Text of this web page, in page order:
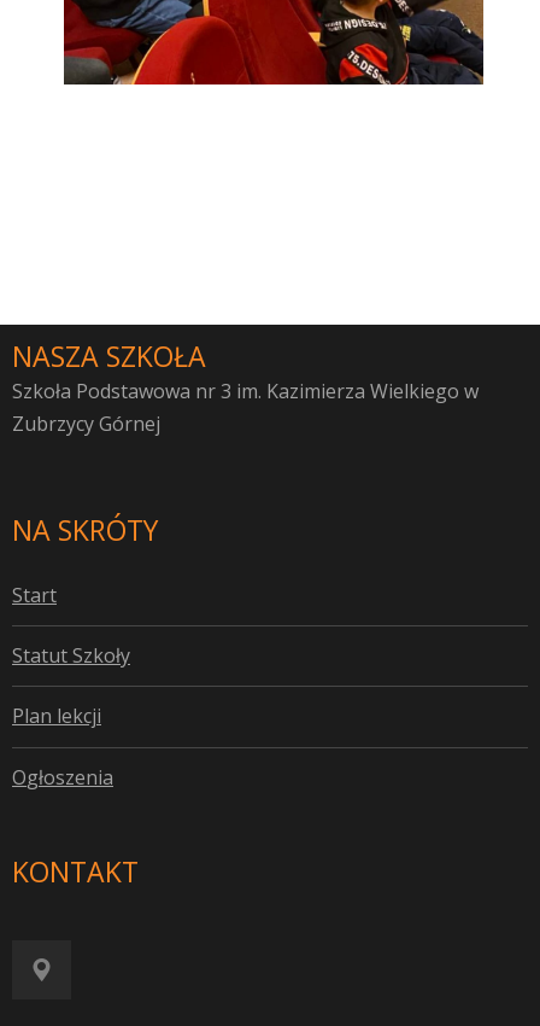
NASZA SZKOŁA
Szkoła Podstawowa nr 3 im. Kazimierza Wielkiego w
Zubrzycy Górnej
NA SKRÓTY
Start
Statut Szkoły
Plan lekcji
Ogłoszenia
KONTAKT